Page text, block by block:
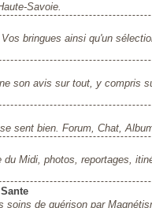
Savoie.
bringues ainsi qu'un
son avis sur tout, y compris
sent bien. Forum, Chat,
du Midi, photos, reportages,
de guérison par